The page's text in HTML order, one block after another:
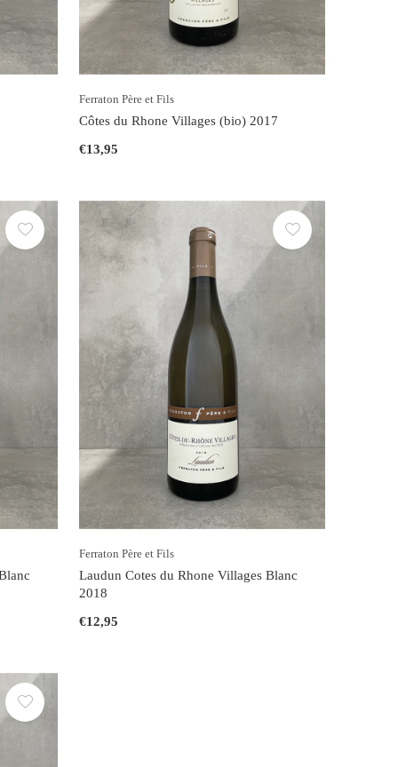
Ferraton Père et Fils
Côtes du Rhone Villages (bio) 2017
€13,95
Ferraton Père et Fils
Laudun Cotes du Rhone Villages Blanc
2018
€12,95